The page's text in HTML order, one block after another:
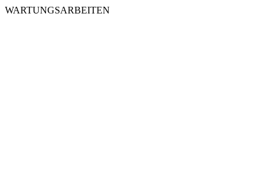
WARTUNGSARBEITEN